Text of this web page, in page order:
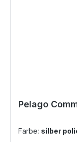
Pelago
Farbe: silber